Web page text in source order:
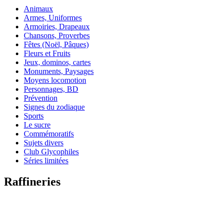
Animaux
Armes, Uniformes
Armoiries, Drapeaux
Chansons, Proverbes
Fêtes (Noël, Pâques)
Fleurs et Fruits
Jeux, dominos, cartes
Monuments, Paysages
Moyens locomotion
Personnages, BD
Prévention
Signes du zodiaque
Sports
Le sucre
Commémoratifs
Sujets divers
Club Glycophiles
Séries limitées
Raffineries